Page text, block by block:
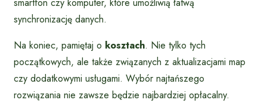
smartfon czy komputer, które umożliwią łatwą
synchronizację danych.
Na koniec, pamiętaj o kosztach. Nie tylko tych
początkowych, ale także związanych z aktualizacjami map
czy dodatkowymi usługami. Wybór najtańszego
rozwiązania nie zawsze będzie najbardziej opłacalny.